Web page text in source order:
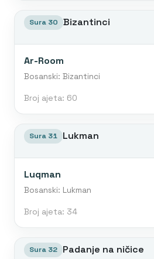
Sura 30 Bizantinci
Ar-Room
Bosanski: Bizantinci
Broj ajeta: 60
Sura 31 Lukman
Luqman
Bosanski: Lukman
Broj ajeta: 34
Sura 32 Padanje na ničice